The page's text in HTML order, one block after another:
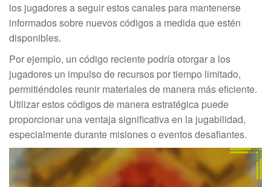
los jugadores a seguir estos canales para mantenerse
informados sobre nuevos códigos a medida que estén
disponibles.
Por ejemplo, un código reciente podría otorgar a los
jugadores un impulso de recursos por tiempo limitado,
permitiéndoles reunir materiales de manera más eficiente.
Utilizar estos códigos de manera estratégica puede
proporcionar una ventaja significativa en la jugabilidad,
especialmente durante misiones o eventos desafiantes.